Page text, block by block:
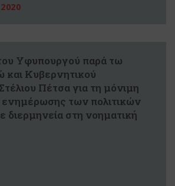
Υφυπουργού παρά τω
Κυβερνητικού
Πέτσα για τη μόνιμη
των πολιτικών
διερμηνεία στη νοηματική